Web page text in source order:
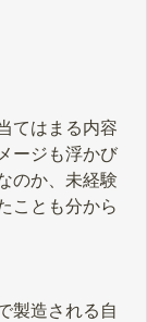
てはまる内容
ージも浮かび
のか、未経験
ことも分から
製造される自